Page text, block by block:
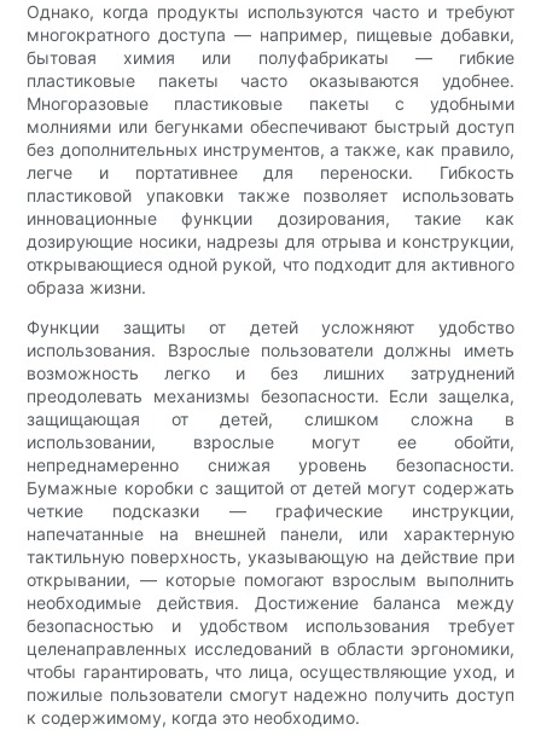
Однако, когда продукты используются часто и требуют
многократного доступа — например, пищевые добавки,
бытовая химия или полуфабрикаты — гибкие
пластиковые пакеты часто оказываются удобнее.
Многоразовые пластиковые пакеты с удобными
молниями или бегунками обеспечивают быстрый доступ
без дополнительных инструментов, а также, как правило,
легче и портативнее для переноски. Гибкость
пластиковой упаковки также позволяет использовать
инновационные функции дозирования, такие как
дозирующие носики, надрезы для отрыва и конструкции,
открывающиеся одной рукой, что подходит для активного
образа жизни.
Функции защиты от детей усложняют удобство
использования. Взрослые пользователи должны иметь
возможность легко и без лишних затруднений
преодолевать механизмы безопасности. Если защелка,
защищающая от детей, слишком сложна в
использовании, взрослые могут ее обойти,
непреднамеренно снижая уровень безопасности.
Бумажные коробки с защитой от детей могут содержать
четкие подсказки — графические инструкции,
напечатанные на внешней панели, или характерную
тактильную поверхность, указывающую на действие при
открывании, — которые помогают взрослым выполнить
необходимые действия. Достижение баланса между
безопасностью и удобством использования требует
целенаправленных исследований в области эргономики,
чтобы гарантировать, что лица, осуществляющие уход, и
пожилые пользователи смогут надежно получить доступ
к содержимому, когда это необходимо.